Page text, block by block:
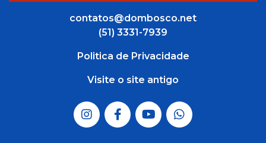
contatos@dombosco.net
(51) 3331-7939
Politica de Privacidade
Visite o site antigo